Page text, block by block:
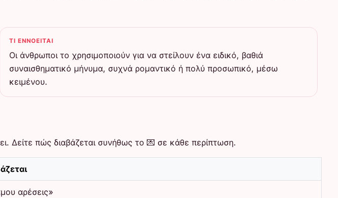
ΤΙ ΕΝΝΟΕΊΤΑΙ
Οι άνθρωποι το χρησιμοποιούν για να στείλουν ένα ειδικό, βαθιά
συναισθηματικό μήνυμα, συχνά ρομαντικό ή πολύ προσωπικό, μέσω
κειμένου.
Δείτε πώς διαβάζεται συνήθως το 💌 σε κάθε περίπτωση.
αρέσεις»